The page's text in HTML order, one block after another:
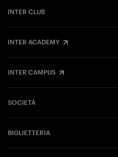
INTER CLUB
INTER ACADEMY
INTER CAMPUS
SOCIETÀ
BIGLIETTERIA